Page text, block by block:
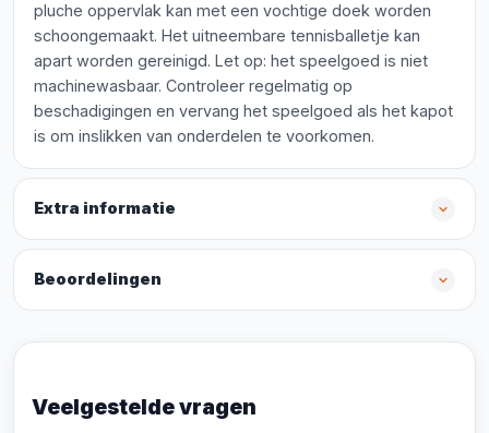
pluche oppervlak kan met een vochtige doek worden
schoongemaakt. Het uitneembare tennisballetje kan
apart worden gereinigd. Let op: het speelgoed is niet
machinewasbaar. Controleer regelmatig op
beschadigingen en vervang het speelgoed als het kapot
is om inslikken van onderdelen te voorkomen.
Extra informatie
Beoordelingen
Veelgestelde vragen